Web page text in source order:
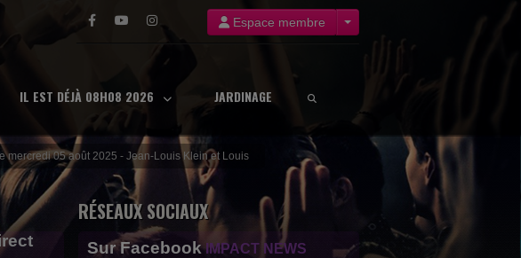
Espace membre
IL EST DÉJÀ 08H08 2026 JARDINAGE
mercredi 05 août 2025 - Jean-Louis Klein et Louis
RÉSEAUX SOCIAUX
Sur Facebook IMPACT NEWS